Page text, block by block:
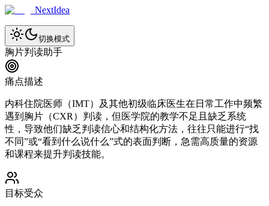
NextIdea
切换模式
胸片判读助手
痛点描述
内科住院医师（IMT）及其他初级临床医生在日常工作中频繁
遇到胸片（CXR）判读，但医学院的教学不足且缺乏系统
性，导致他们缺乏判读信心和结构化方法，往往只能进行“找
不同”或“看到什么说什么”式的表面判断，急需高质量的资源
和课程来提升判读技能。
目标受众